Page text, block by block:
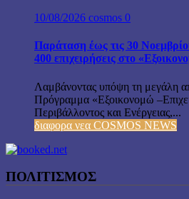
10/08/2026 cosmos 0
Παράταση έως τις 30
400 επιχειρήσεις στο
Λαμβάνοντας υπόψη τη μεγάλη
Πρόγραμμα «Εξοικονομώ
Περιβάλλοντος και Ενέργειας,...
διαφορα νεα COSMOS NEWS
ΠΟΛΙΤΙΣΜΟΣ